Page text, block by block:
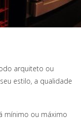
arquiteto ou
estilo, a qualidade
mínimo ou máximo